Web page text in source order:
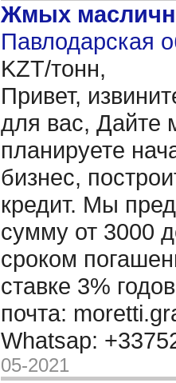
Жмых
Павлодарская
KZT/тонн,
Привет,
для вас, Дайте
планируете
бизнес,
кредит. Мы
сумму от 3000
сроком
ставке 3%
почта:
Whatsap:
05-2021